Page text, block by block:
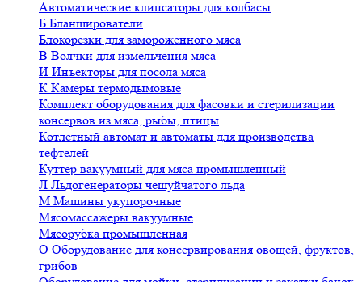
Автоматические клипсаторы для колбасы
Б Бланширователи
Блокорезки для замороженного мяса
В Волчки для измельчения мяса
И Инъекторы для посола мяса
К Камеры термодымовые
Комплект оборудования для фасовки и стерилизации
консервов из мяса, рыбы, птицы
Котлетный автомат и автоматы для производства
тефтелей
Куттер вакуумный для мяса промышленный
Л Льдогенераторы чешуйчатого льда
М Машины укупорочные
Мясомассажеры вакуумные
Мясорубка промышленная
О Оборудование для консервирования овощей, фруктов,
грибов